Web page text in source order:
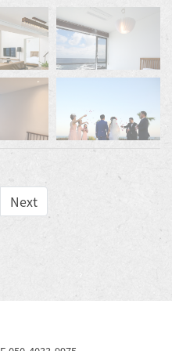
Next